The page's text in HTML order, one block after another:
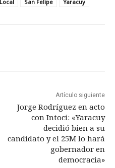
Local San Felipe Yaracuy
Artículo siguiente
Jorge Rodríguez en acto
con Intoci: «Yaracuy
decidió bien a su
candidato y el 25M lo hará
gobernador en
democracia»